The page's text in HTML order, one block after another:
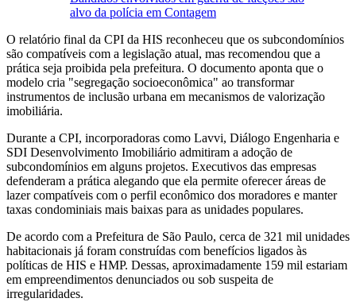
alvo da polícia em Contagem
O relatório final da CPI da HIS reconheceu que os subcondomínios
são compatíveis com a legislação atual, mas recomendou que a
prática seja proibida pela prefeitura. O documento aponta que o
modelo cria "segregação socioeconômica" ao transformar
instrumentos de inclusão urbana em mecanismos de valorização
imobiliária.
Durante a CPI, incorporadoras como Lavvi, Diálogo Engenharia e
SDI Desenvolvimento Imobiliário admitiram a adoção de
subcondomínios em alguns projetos. Executivos das empresas
defenderam a prática alegando que ela permite oferecer áreas de
lazer compatíveis com o perfil econômico dos moradores e manter
taxas condominiais mais baixas para as unidades populares.
De acordo com a Prefeitura de São Paulo, cerca de 321 mil unidades
habitacionais já foram construídas com benefícios ligados às
políticas de HIS e HMP. Dessas, aproximadamente 159 mil estariam
em empreendimentos denunciados ou sob suspeita de
irregularidades.